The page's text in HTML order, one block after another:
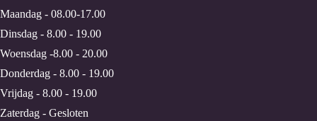
Maandag - 08.00-17.00
Dinsdag - 8.00 - 19.00
Woensdag -8.00 - 20.00
Donderdag - 8.00 - 19.00
Vrijdag - 8.00 - 19.00
Zaterdag - Gesloten